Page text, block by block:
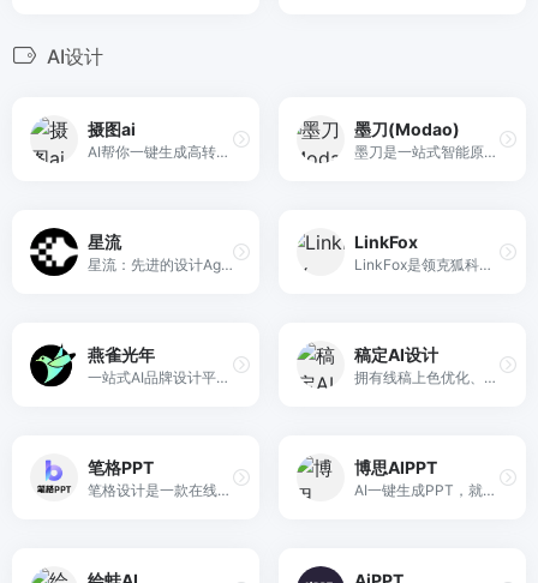
AI设计
摄图ai
AI帮你一键生成高转化商品详情页
墨刀(Modao)
墨刀是一站式智能原型设计与产研协作平台，从原型工具升级为覆盖“想法-设计-协作-交付”的产品研发中枢。集成AI原型生成、AIPPT、白板、流程图、思维导图与UI设计能力，支持Axure/Sketch/Figma文件导入，帮助产品、设计、研发团队在云端高效协作，注册即可免费试用。
星流
星流：先进的设计Agent，将独特创意转化为非凡杰作。从灵感板到品牌视觉，从海报插画到产品设计，星流赋能设计师打破边界，让每一个创意精准落地。
LinkFox
LinkFox是领克狐科技专为跨境电商提供的AI工具，为跨境卖家提供AI模特/商品图模特/AI穿衣以及各种做图/场景图/商品视频等AI工具服务，为中国百万跨境卖家降本增效。
燕雀光年
一站式AI品牌设计平台，支持AI Logo设计、品牌VI设计、高端样机设计、AI营销设计等众多种功能。
稿定AI设计
拥有线稿上色优化、图片重绘、人物姿势检测、涂鸦完善等功能。AI绘图 AI图像处理 AI文生图
笔格PPT
笔格设计是一款在线图片编辑器网站，提供海量正版图片、海报图片、公众号配图、图片模板设计素材，大量图片素材均可免费在线图片制作设计，正版配图设计素材，商用无忧。
博思AIPPT
AI一键生成PPT，就用博思AIPPT！